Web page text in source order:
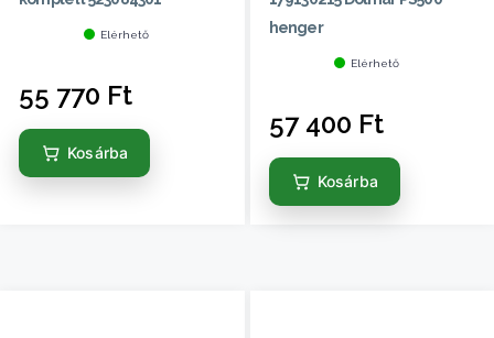
Elérhető
55 770 Ft
Kosárba
henger
Elérhető
57 400 Ft
Kosárba